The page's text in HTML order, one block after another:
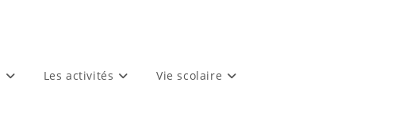
Les activités
Vie scolaire